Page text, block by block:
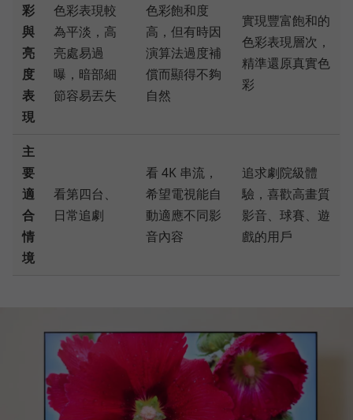
彩
與
亮
度
表
現
色彩表現較
為平淡，高
亮處易過
曝，暗部細
節容易丟失
色彩飽和度
高，但有時因
演算法過度補
償而顯得不夠
自然
實現豐富飽和的
色彩表現層次，
精準還原真實色
彩
主
要
適
合
情
境
看第四台、
日常追劇
看 4K 串流，
希望電視能自
動適應不同影
音內容
追求劇院級體
驗，喜歡高畫質
影音、球賽、遊
戲的用戶